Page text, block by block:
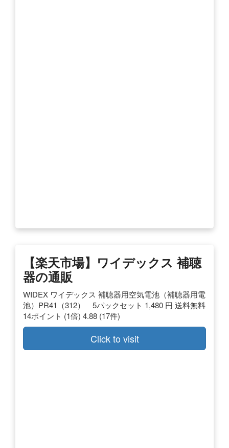
【楽天市場】ワイデックス 補聴
器の通販
WIDEX ワイデックス 補聴器用空気電池（補聴器用電
池）PR41（312） 5パックセット 1,480 円 送料無料
14ポイント (1倍) 4.88 (17件)
Click to visit